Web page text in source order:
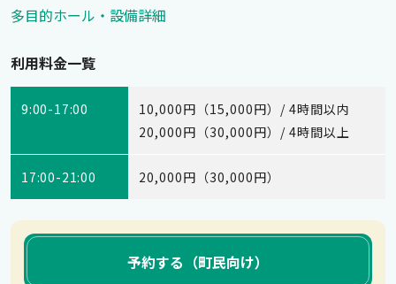
多目的ホール・設備詳細
利用料金一覧
9:00-17:00
10,000円（15,000円）/ 4時間以内
20,000円（30,000円）/ 4時間以上
17:00-21:00 20,000円（30,000円）
予約する（町民向け）